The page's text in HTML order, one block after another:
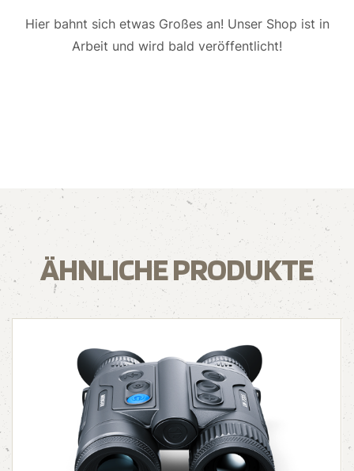
Hier bahnt sich etwas Großes an! Unser Shop ist in
Arbeit und wird bald veröffentlicht!
ÄHNLICHE PRODUKTE